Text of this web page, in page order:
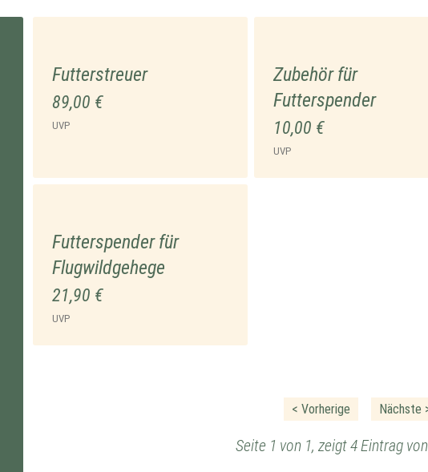
Futterstreuer
89,00 €
UVP
Zubehör für
Futterspender
10,00 €
UVP
Futterspender für
Flugwildgehege
21,90 €
UVP
< Vorherige Nächste
Seite 1 von 1, zeigt 4 Eintrag